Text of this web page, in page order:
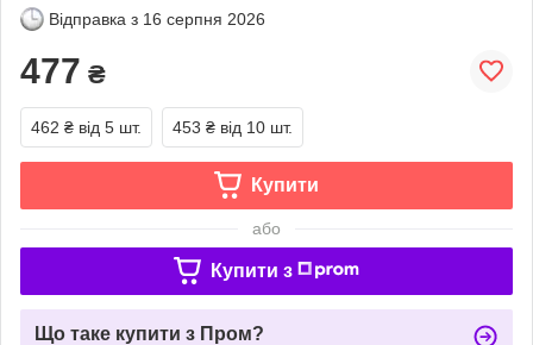
Відправка з 16 серпня 2026
477 ₴
462 ₴ від 5 шт. 453 ₴ від 10 шт.
Купити
або
Купити з
Що таке купити з Пром?